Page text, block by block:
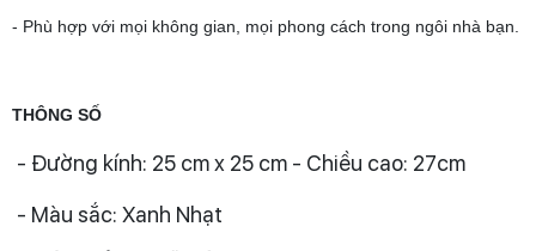
- Phù hợp với mọi không gian, mọi phong cách trong ngôi nhà bạn.
THÔNG SỐ
- Đường kính: 25 cm x 25 cm - Chiều cao: 27cm
- Màu sắc: Xanh Nhạt